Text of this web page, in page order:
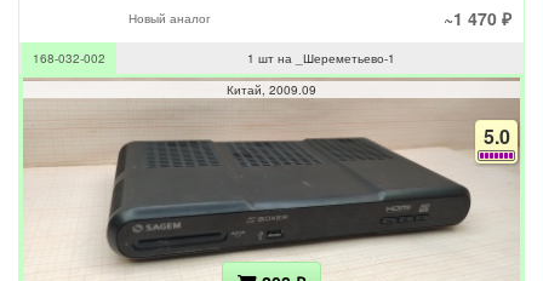
Новый аналог ~1 470 ₽
168-032-002
1 шт на _Шереметьево-1
Китай 2009.09
5.0